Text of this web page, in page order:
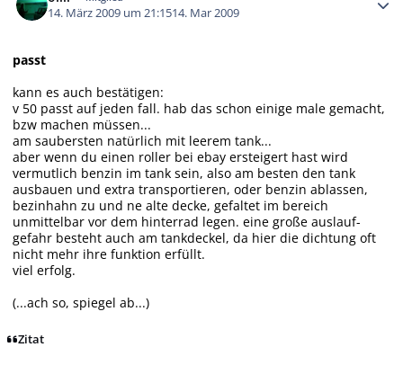
14. März 2009 um 21:1514. Mar 2009
passt
kann es auch bestätigen:
v 50 passt auf jeden fall. hab das schon einige male gemacht,
bzw machen müssen...
am saubersten natürlich mit leerem tank...
aber wenn du einen roller bei ebay ersteigert hast wird
vermutlich benzin im tank sein, also am besten den tank
ausbauen und extra transportieren, oder benzin ablassen,
bezinhahn zu und ne alte decke, gefaltet im bereich
unmittelbar vor dem hinterrad legen. eine große auslauf-
gefahr besteht auch am tankdeckel, da hier die dichtung oft
nicht mehr ihre funktion erfüllt.
viel erfolg.
(...ach so, spiegel ab...)
Zitat